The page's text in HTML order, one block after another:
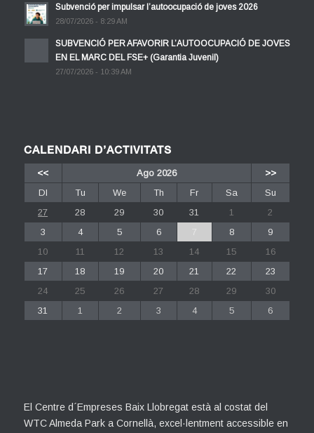
Subvenció per impulsar l’autoocupació de joves 2026
28/07/2026 - 8:29 AM
SUBVENCIÓ PER AFAVORIR L’AUTOOCUPACIÓ DE JOVES
EN EL MARC DEL FSE+ (Garantia Juvenil)
27/07/2026 - 10:39 AM
CALENDARI D’ACTIVITATS
<< Ago 2026
>>
Dl
Tu We Th Fr Sa
Su
27
28 29 30 31 1
2
3
4 5 6 7 8
9
10
11 12 13 14 15
16
17
18 19 20 21 22
23
24
25 26 27 28 29
30
31
1 2 3 4 5 6
El Centre d´Empreses Baix Llobregat està al costat del
WTC Almeda Park a Cornellà, excel·lentment accessible en